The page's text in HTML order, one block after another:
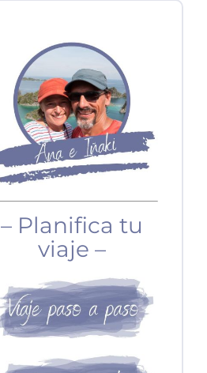
– Planifica tu
viaje –